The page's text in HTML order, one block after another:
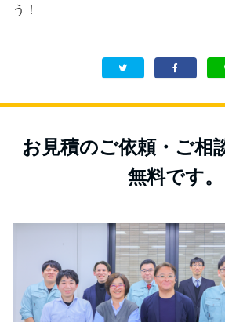
う！
お見積のご依頼・ご相
無料です。